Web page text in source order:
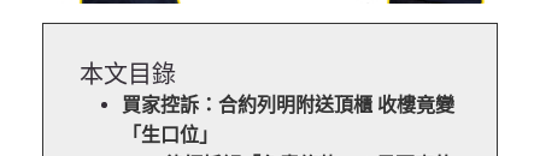
本文目錄
買家控訴：合約列明附送頂櫃 收樓竟變
「生口位」